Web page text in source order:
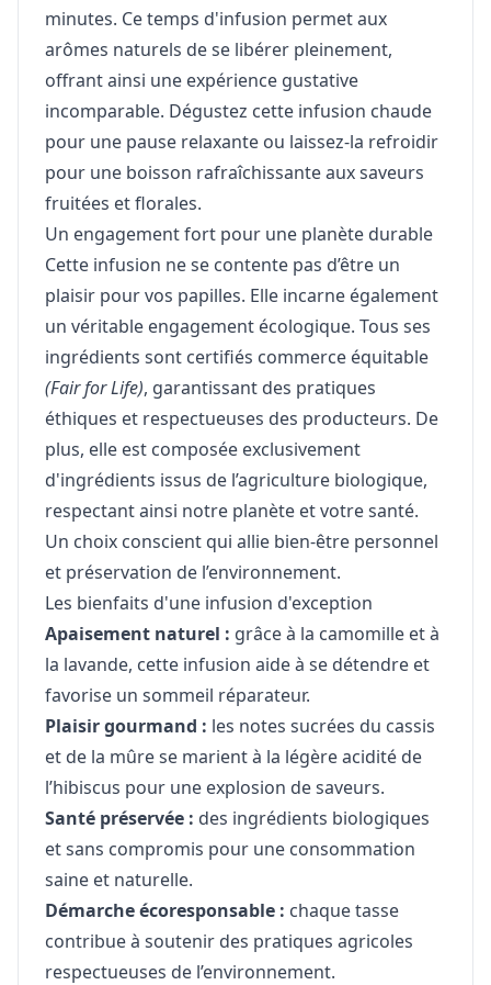
minutes. Ce temps d'infusion permet aux
arômes naturels de se libérer pleinement,
offrant ainsi une expérience gustative
incomparable. Dégustez cette infusion chaude
pour une pause relaxante ou laissez-la refroidir
pour une boisson rafraîchissante aux saveurs
fruitées et florales.
Un engagement fort pour une planète durable
Cette infusion ne se contente pas d’être un
plaisir pour vos papilles. Elle incarne également
un véritable engagement écologique. Tous ses
ingrédients sont certifiés commerce équitable
(Fair for Life), garantissant des pratiques
éthiques et respectueuses des producteurs. De
plus, elle est composée exclusivement
d'ingrédients issus de l’agriculture biologique,
respectant ainsi notre planète et votre santé.
Un choix conscient qui allie bien-être personnel
et préservation de l’environnement.
Les bienfaits d'une infusion d'exception
Apaisement naturel : grâce à la camomille et à
la lavande, cette infusion aide à se détendre et
favorise un sommeil réparateur.
Plaisir gourmand : les notes sucrées du cassis
et de la mûre se marient à la légère acidité de
l’hibiscus pour une explosion de saveurs.
Santé préservée : des ingrédients biologiques
et sans compromis pour une consommation
saine et naturelle.
Démarche écoresponsable : chaque tasse
contribue à soutenir des pratiques agricoles
respectueuses de l’environnement.